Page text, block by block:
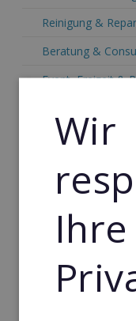
Reinigung &
Beratung &
Event, Freizeit &
Gebäude &
Handwerk
Sport Franchise
Wir
Ihre